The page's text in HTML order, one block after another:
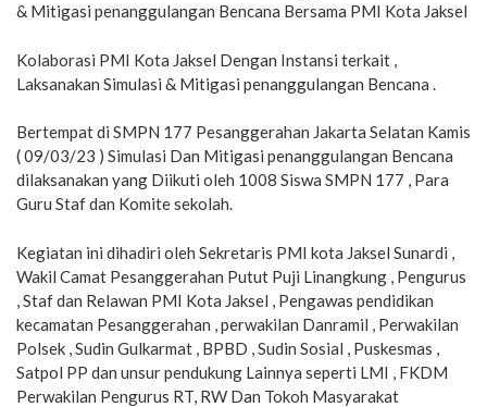
& Mitigasi penanggulangan Bencana Bersama PMI Kota Jaksel
Kolaborasi PMI Kota Jaksel Dengan Instansi terkait ,
Laksanakan Simulasi & Mitigasi penanggulangan Bencana .
Bertempat di SMPN 177 Pesanggerahan Jakarta Selatan Kamis
( 09/03/23 ) Simulasi Dan Mitigasi penanggulangan Bencana
dilaksanakan yang Diikuti oleh 1008 Siswa SMPN 177 , Para
Guru Staf dan Komite sekolah.
Kegiatan ini dihadiri oleh Sekretaris PMI kota Jaksel Sunardi ,
Wakil Camat Pesanggerahan Putut Puji Linangkung , Pengurus
, Staf dan Relawan PMI Kota Jaksel , Pengawas pendidikan
kecamatan Pesanggerahan , perwakilan Danramil , Perwakilan
Polsek , Sudin Gulkarmat , BPBD , Sudin Sosial , Puskesmas ,
Satpol PP dan unsur pendukung Lainnya seperti LMI , FKDM
Perwakilan Pengurus RT, RW Dan Tokoh Masyarakat